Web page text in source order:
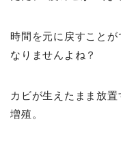
時間を元に戻すこと
なりませんよね？
カビが生えたまま放
増殖。